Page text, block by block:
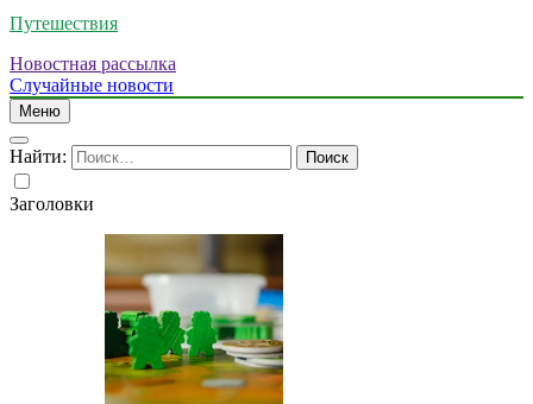
Путешествия
Новостная рассылка
Случайные новости
Меню
Найти:
Заголовки